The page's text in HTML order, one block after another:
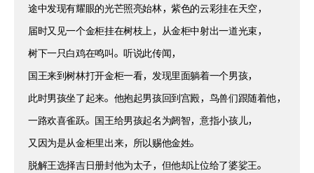
途中发现有耀眼的光芒照亮始林，紫色的云彩挂在天空，
届时又见一个金柜挂在树枝上，从金柜中射出一道光束，
树下一只白鸡在鸣叫。听说此传闻，
国王来到树林打开金柜一看，发现里面躺着一个男孩，
此时男孩坐了起来。他抱起男孩回到宫殿，鸟兽们跟随着他，
一路欢喜雀跃。国王给男孩起名为阏智，意指小孩儿，
又因为是从金柜里出来，所以赐他金姓。
脱解王选择吉日册封他为太子，但他却让位给了婆娑王。